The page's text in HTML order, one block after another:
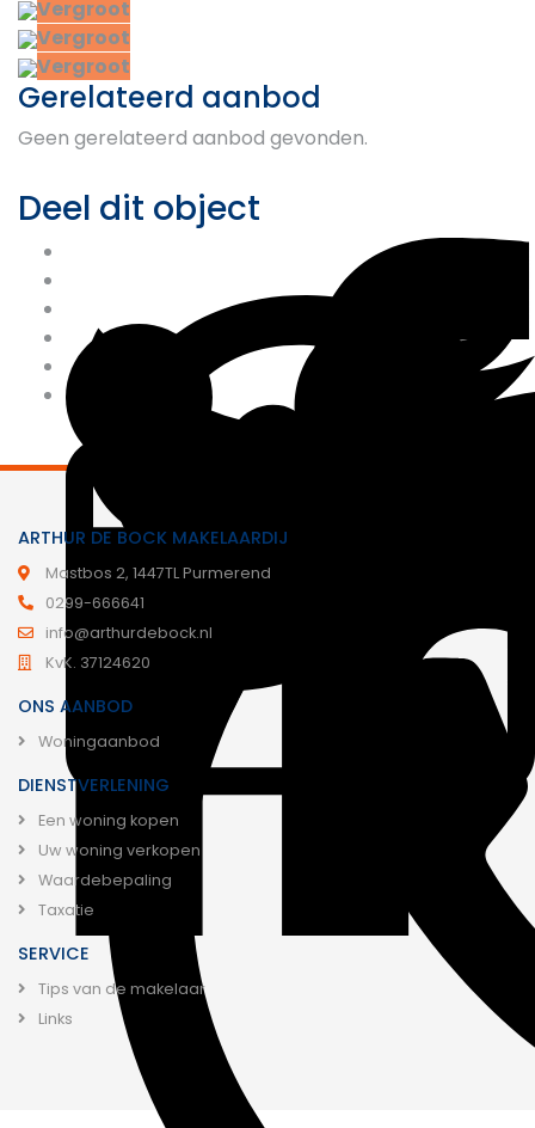
Vergroot
Vergroot
Vergroot
Gerelateerd aanbod
Geen gerelateerd aanbod gevonden.
Deel dit object
ARTHUR DE BOCK MAKELAARDIJ
Mastbos 2, 1447TL Purmerend
0299-666641
info@arthurdebock.nl
KvK. 37124620
ONS AANBOD
Woningaanbod
DIENSTVERLENING
Een woning kopen
Uw woning verkopen
Waardebepaling
Taxatie
SERVICE
Tips van de makelaar
Links